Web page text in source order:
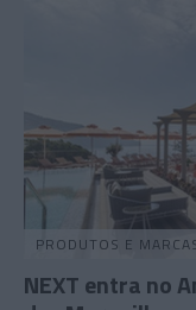
PRODUTOS E
NEXT entra no